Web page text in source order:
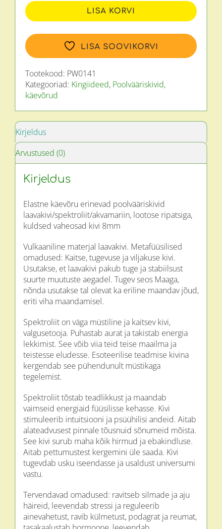
laavakivi/spektroliit/akvamariin,
lootose
kuldsed
vaheosad
8mm
kogus
LISA KORVI
LISA SOOVIKORVI
Tootekood: PW0141
Kategooriad: Kingiideed, Poolvääriskivid,
käevõrud
Kirjeldus
Arvustused (0)
Kirjeldus
Elastne käevõru erinevad poolvääriskivid
laavakivi/spektroliit/akvamariin, lootose ripatsiga,
kuldsed vaheosad kivi 8mm
Vulkaaniline materjal laavakivi. Metafüüsilised
omadused: Kaitse, tugevuse ja viljakuse kivi.
Usutakse, et laavakivi pakub tuge ja stabiilsust
suurte muutuste aegadel. Tugev seos Maaga,
nõnda usutakse tal olevat ka eriline maandav jõud,
eriti viha maandamisel.
Spektroliit on väga müstiline ja kaitsev kivi,
valgusetooja. Puhastab aurat ja takistab energia
lekkimist. See võib viia teid teise maailma ja
teistesse eludesse. Esoteerilise teadmise kivina
kergendab see pühendunult müstikaga
tegelemist.
Spektroliit tõstab teadlikkust ja maandab
vaimseid energiaid füüsilisse kehasse. Kivi
stimuleerib intuitsiooni ja psüühilisi andeid. Aitab
alateadvusest pinnale tõusnuid sõnumeid mõista.
See kivi surub maha kõik hirmud ja ebakindluse.
Aitab pettumustest kergemini üle saada. Kivi
tugevdab usku iseendasse ja usaldust universumi
vastu.
Tervendavad omadused: ravitseb silmade ja aju
häireid, leevendab stressi ja reguleerib
ainevahetust, ravib külmetust, podagrat ja reumat,